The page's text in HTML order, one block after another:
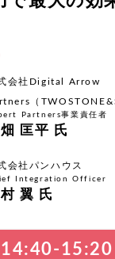
会社Digital Arrow
（
Partners事業責任者
匡平 氏
会社パンハウス
Integration Officer
翼 氏
14:40-15:20